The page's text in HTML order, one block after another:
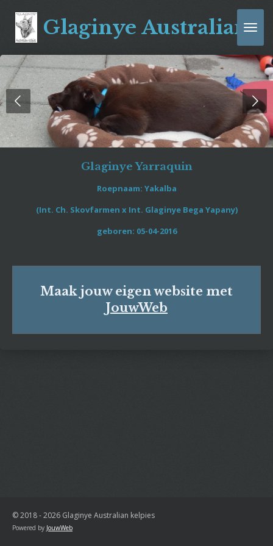
Ga
direct
naar
hoofdinhoud
Glaginye Australian
Glaginye Yarraquin
Roepnaam: Yakalba
(Int. Ch. Skovfarmen x Int. Glaginye Bega Yapany)
geboren: 05-04-2016
Maak jouw eigen website met
JouwWeb
© 2018 - 2026 Glaginye Australian kelpies
Powered by JouwWeb